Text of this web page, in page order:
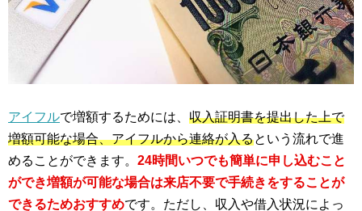
アイフルで増額するためには、 収入証明書を提出した上で
増額可能な場合、アイフルから連絡が入るという流れで進
めることができます。 24時間いつでも簡単に申し込むこと
ができ増額が可能な場合は来店不要で手続きをすることが
できるためおすすめです。ただし、収入や借入状況によっ